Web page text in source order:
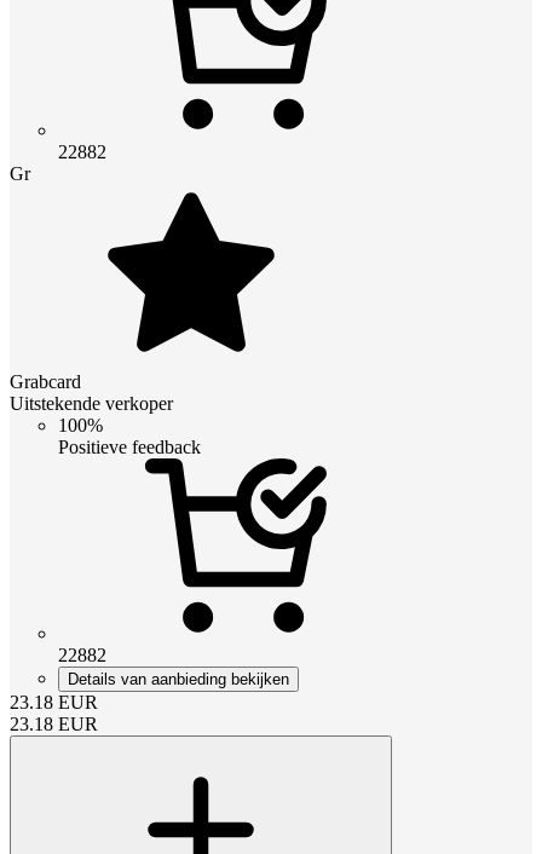
22882
Gr
Grabcard
Uitstekende verkoper
100%
Positieve feedback
22882
Details van aanbieding bekijken
23.18 EUR
23.18 EUR